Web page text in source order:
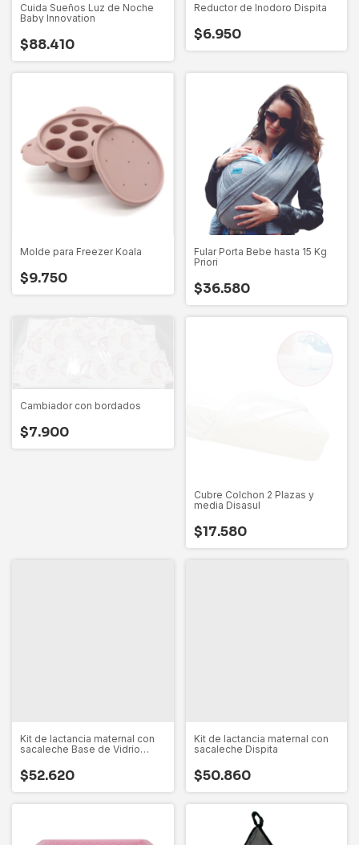
Cuida Sueños Luz de Noche
Baby Innovation
$88.410
Reductor de Inodoro Dispita
$6.950
Molde para Freezer Koala
$9.750
Fular Porta Bebe hasta 15 Kg
Priori
$36.580
Cambiador con bordados
$7.900
Cubre Colchon 2 Plazas y
media Disasul
$17.580
Kit de lactancia maternal con
sacaleche Base de Vidrio
$52.620
Kit de lactancia maternal con
sacaleche Dispita
$50.860